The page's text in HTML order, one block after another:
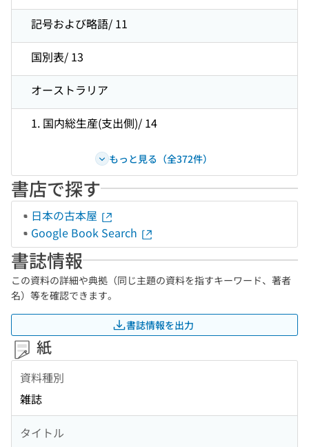
記号および略語/ 11
国別表/ 13
オーストラリア
1. 国内総生産(支出側)/ 14
もっと見る（全372件）
書店で探す
日本の古本屋
Google Book Search
書誌情報
この資料の詳細や典拠（同じ主題の資料を指すキーワード、著者
名）等を確認できます。
書誌情報を出力
紙
資料種別
雑誌
タイトル